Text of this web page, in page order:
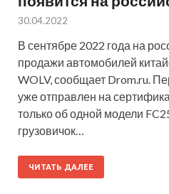
30.04.2022
В сентябре 2022 года на
продажи автомобилей
WOLV, сообщает Drom.ru.
уже отправлен на
только об одной модели
грузовичок…
ЧИТАТЬ ДАЛЕЕ